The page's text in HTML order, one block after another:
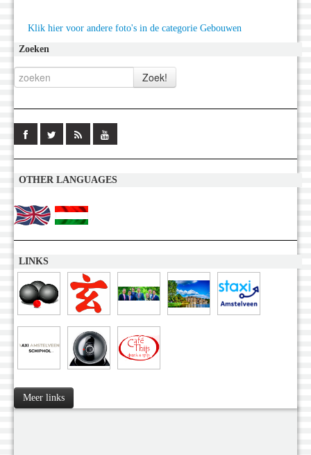
Klik hier voor andere foto's in de categorie Gebouwen
Zoeken
OTHER LANGUAGES
LINKS
Meer links